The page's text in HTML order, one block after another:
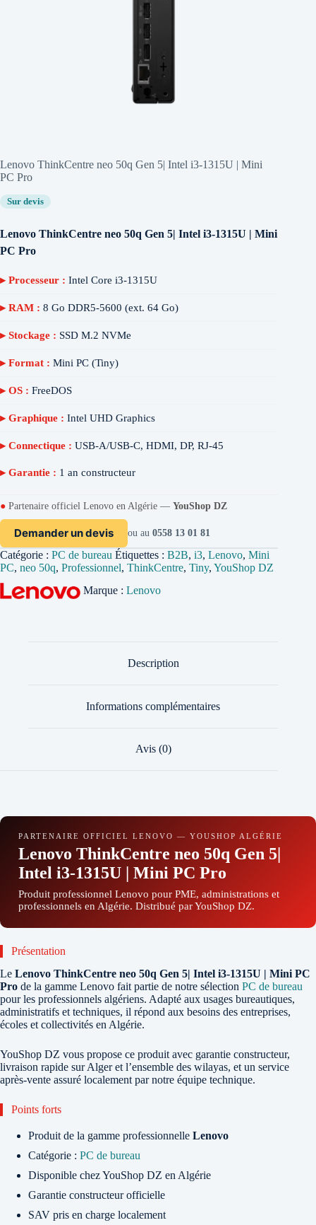
Lenovo ThinkCentre neo 50q Gen 5| Intel i3-1315U | Mini
PC Pro
Sur devis
Lenovo ThinkCentre neo 50q Gen 5| Intel i3-1315U | Mini
PC Pro
▸ Processeur : Intel Core i3-1315U
▸ RAM : 8 Go DDR5-5600 (ext. 64 Go)
▸ Stockage : SSD M.2 NVMe
▸ Format : Mini PC (Tiny)
▸ OS : FreeDOS
▸ Graphique : Intel UHD Graphics
▸ Connectique : USB-A/USB-C, HDMI, DP, RJ-45
▸ Garantie : 1 an constructeur
● Partenaire officiel Lenovo en Algérie — YouShop DZ
Demander un devis ou au 0558 13 01 81
Catégorie : PC de bureau Étiquettes : B2B, i3, Lenovo, Mini
PC, neo 50q, Professionnel, ThinkCentre, Tiny, YouShop DZ
Marque :Lenovo
Description
Informations complémentaires
Avis (0)
PARTENAIRE OFFICIEL LENOVO — YOUSHOP ALGÉRIE
Lenovo ThinkCentre neo 50q Gen 5|
Intel i3-1315U | Mini PC Pro
Produit professionnel Lenovo pour PME, administrations et
professionnels en Algérie. Distribué par YouShop DZ.
Présentation
Le Lenovo ThinkCentre neo 50q Gen 5| Intel i3-1315U | Mini PC
Pro de la gamme Lenovo fait partie de notre sélection PC de bureau
pour les professionnels algériens. Adapté aux usages bureautiques,
administratifs et techniques, il répond aux besoins des entreprises,
écoles et collectivités en Algérie.
YouShop DZ vous propose ce produit avec garantie constructeur,
livraison rapide sur Alger et l’ensemble des wilayas, et un service
après-vente assuré localement par notre équipe technique.
Points forts
Produit de la gamme professionnelle Lenovo
Catégorie : PC de bureau
Disponible chez YouShop DZ en Algérie
Garantie constructeur officielle
SAV pris en charge localement